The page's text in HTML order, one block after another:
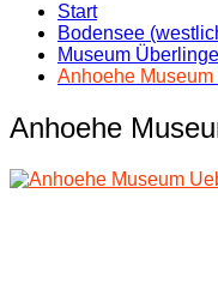
Start
Bodensee
Museum
Anhoehe
Anhoehe